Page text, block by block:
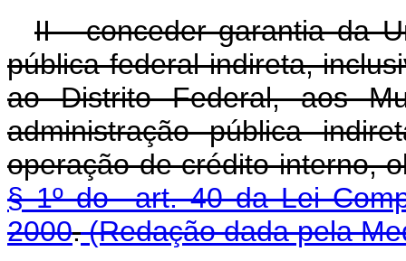
II - conceder garantia da
pública federal indireta,
ao Distrito Federal, aos
administração pública
operação de crédito interno,
§ 1º do art. 40 da Lei
2000.(Redação dada pela